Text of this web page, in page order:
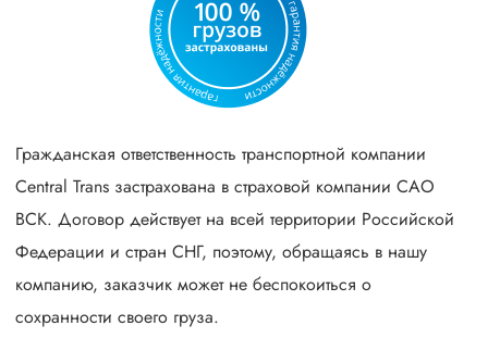
Гражданская ответственность транспортной компании
Central Trans застрахована в страховой компании САО
ВСК. Договор действует на всей территории Российской
Федерации и стран СНГ, поэтому, обращаясь в нашу
компанию, заказчик может не беспокоиться о
сохранности своего груза.